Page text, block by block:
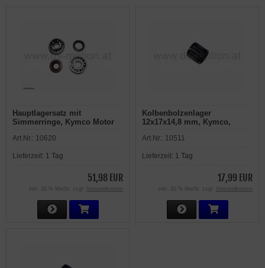
Hauptlagersatz mit
Simmerringe, Kymco Motor
Cobra, Dink, Like, People,
Yup
Art.Nr.: 10620
Lieferzeit: 1 Tag
51,98 EUR
inkl. 20 % MwSt. zzgl. Versandkosten
Kolbenbolzenlager
12x17x14,8 mm, Kymco,
Art.Nr.: 10511
Lieferzeit: 1 Tag
17,99 EUR
inkl. 20 % MwSt. zzgl. Versandkosten